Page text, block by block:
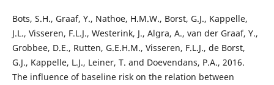
Bots, S.H., Graaf, Y., Nathoe, H.M.W., Borst, G.J., Kappelle,
J.L., Visseren, F.L.J., Westerink, J., Algra, A., van der Graaf, Y.,
Grobbee, D.E., Rutten, G.E.H.M., Visseren, F.L.J., de Borst,
G.J., Kappelle, L.J., Leiner, T. and Doevendans, P.A., 2016.
The influence of baseline risk on the relation between